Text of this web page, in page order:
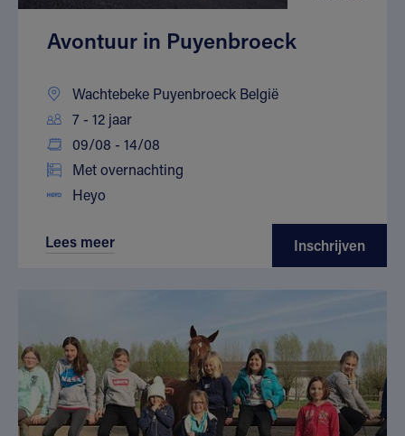
Avontuur in Puyenbroeck
Wachtebeke Puyenbroeck België
7 - 12 jaar
09/08 - 14/08
Met overnachting
Heyo
Lees meer Inschrijven